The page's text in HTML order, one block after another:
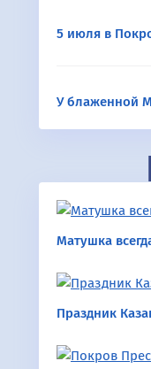
5 июля в
У блаженной
Матушка
Праздник